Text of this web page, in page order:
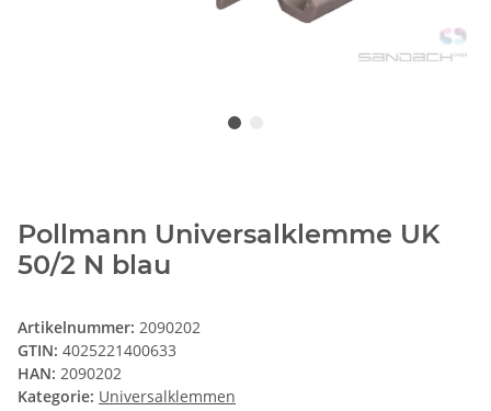
Pollmann Universalklemme UK
50/2 N blau
Artikelnummer: 2090202
GTIN: 4025221400633
HAN: 2090202
Kategorie: Universalklemmen